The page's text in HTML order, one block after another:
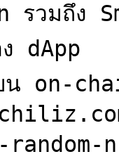
รวมถึง
dApp
น on-